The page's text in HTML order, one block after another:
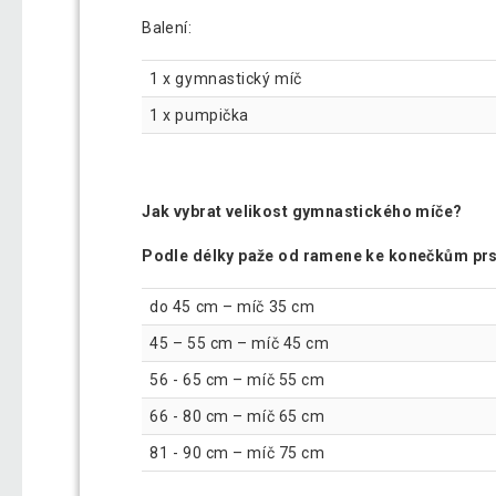
Balení:
1 x gymnastický míč
1 x pumpička
Jak vybrat velikost gymnastického míče?
Podle délky paže od ramene ke konečkům
do 45 cm – míč 35 cm
45 – 55 cm – míč 45 cm
56 - 65 cm – míč 55 cm
66 - 80 cm – míč 65 cm
81 - 90 cm – míč 75 cm